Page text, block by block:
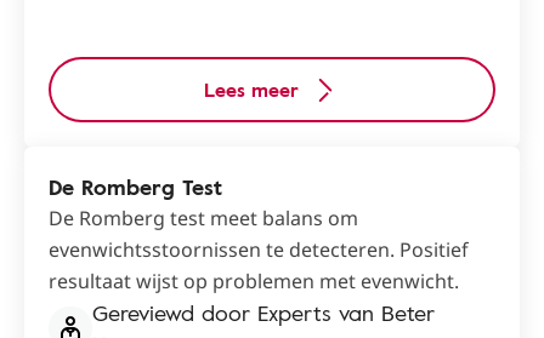
Lees meer
De Romberg Test
De Romberg test meet balans om
evenwichtsstoornissen te detecteren. Positief
resultaat wijst op problemen met evenwicht.
Gereviewd door Experts van Beter